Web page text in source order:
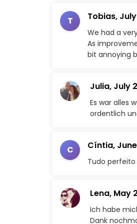
T Tobias,
We had a
As
bit annoying
Julia, July
Es war alles
ordentlich
C Cíntia,
Tudo perfeito
Lena, May
Ich habe
Dank